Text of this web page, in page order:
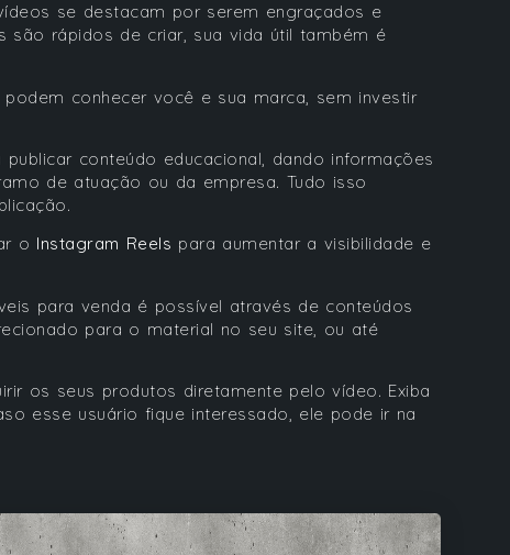
se destacam por serem engraçados e
são rápidos de criar, sua vida útil também é
conhecer você e sua marca, sem investir
conteúdo educacional, dando informações
de atuação ou da empresa. Tudo isso
o Instagram Reels para aumentar a visibilidade e
para venda é possível através de conteúdos
para o material no seu site, ou até
os seus produtos diretamente pelo vídeo. Exiba
esse usuário fique interessado, ele pode ir na